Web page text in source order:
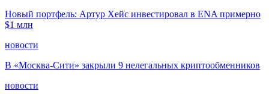
Новый портфель: Артур Хейс инвестировал в ENA примерно
$1 млн
новости
В «Москва-Сити» закрыли 9 нелегальных криптообменников
новости